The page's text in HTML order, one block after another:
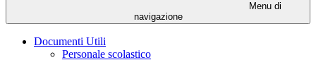
Menu di
navigazione
Documenti Utili
Personale scolastico